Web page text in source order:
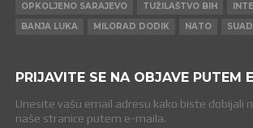
OPKOLJENO SARAJEVO
TUŽILAŠTVO BIH
BANJA LUKA
MILORAD DODIK NATO
PRIJAVITE SE NA OBJAVE PUTEM
Unesite vašu email adresu kako biste dobijali
naše stranice putem e-maila.